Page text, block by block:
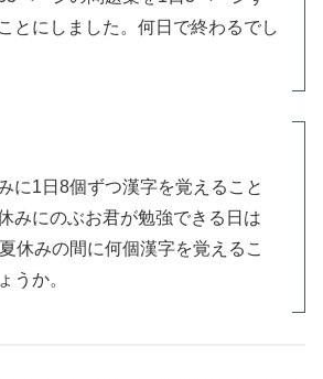
とにしました。何日で終わるでし
に1日8個ずつ漢字を覚えること
みにのぶお君が勉強できる日は
休みの間に何個漢字を覚えるこ
うか。